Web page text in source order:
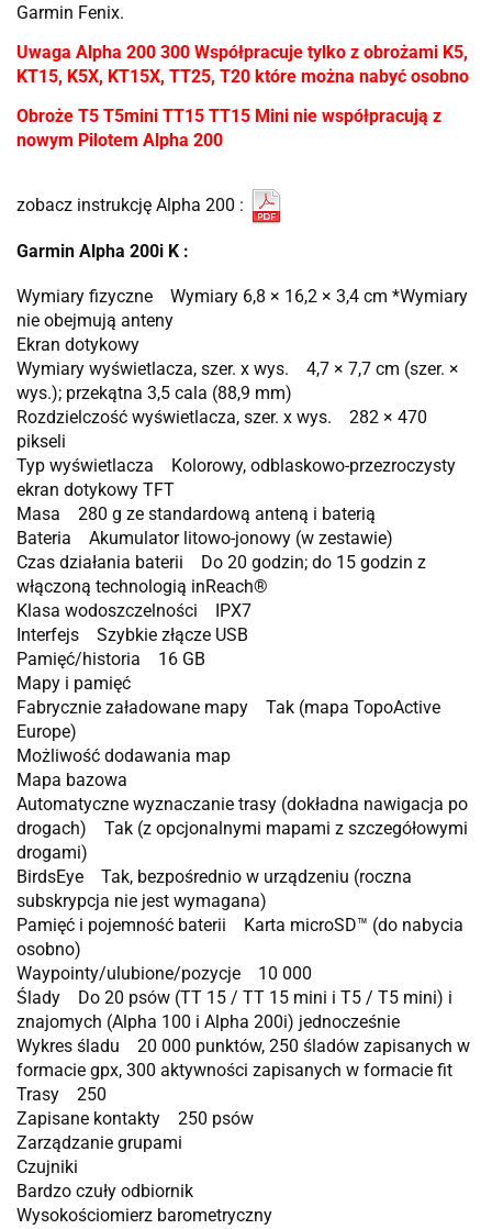
Garmin Fenix.
Uwaga Alpha 200 300 Współpracuje tylko z obrożami K5,
KT15, K5X, KT15X, TT25, T20 które można nabyć osobno
Obroże T5 T5mini TT15 TT15 Mini nie współpracują z
nowym Pilotem Alpha 200
zobacz instrukcję Alpha 200 :
Garmin Alpha 200i K :
Wymiary fizyczne Wymiary 6,8 × 16,2 × 3,4 cm *Wymiary
nie obejmują anteny
Ekran dotykowy
Wymiary wyświetlacza, szer. x wys. 4,7 × 7,7 cm (szer. ×
wys.); przekątna 3,5 cala (88,9 mm)
Rozdzielczość wyświetlacza, szer. x wys. 282 × 470
pikseli
Typ wyświetlacza Kolorowy, odblaskowo-przezroczysty
ekran dotykowy TFT
Masa 280 g ze standardową anteną i baterią
Bateria Akumulator litowo-jonowy (w zestawie)
Czas działania baterii Do 20 godzin; do 15 godzin z
włączoną technologią inReach®
Klasa wodoszczelności IPX7
Interfejs Szybkie złącze USB
Pamięć/historia 16 GB
Mapy i pamięć
Fabrycznie załadowane mapy Tak (mapa TopoActive
Europe)
Możliwość dodawania map
Mapa bazowa
Automatyczne wyznaczanie trasy (dokładna nawigacja po
drogach) Tak (z opcjonalnymi mapami z szczegółowymi
drogami)
BirdsEye Tak, bezpośrednio w urządzeniu (roczna
subskrypcja nie jest wymagana)
Pamięć i pojemność baterii Karta microSD™ (do nabycia
osobno)
Waypointy/ulubione/pozycje 10 000
Ślady Do 20 psów (TT 15 / TT 15 mini i T5 / T5 mini) i
znajomych (Alpha 100 i Alpha 200i) jednocześnie
Wykres śladu 20 000 punktów, 250 śladów zapisanych w
formacie gpx, 300 aktywności zapisanych w formacie fit
Trasy 250
Zapisane kontakty 250 psów
Zarządzanie grupami
Czujniki
Bardzo czuły odbiornik
Wysokościomierz barometryczny